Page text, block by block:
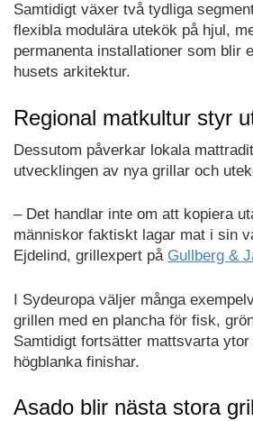
Samtidigt växer två tydliga
flexibla modulära utekök på hjul,
permanenta installationer som blir
husets arkitektur.
Regional matkultur styr
Dessutom påverkar lokala
utvecklingen av nya grillar och
– Det handlar inte om att kopiera
människor faktiskt lagar mat i sin
Ejdelind, grillexpert på Gullberg &
I Sydeuropa väljer många
grillen med en plancha för fisk,
Samtidigt fortsätter mattsvarta
högblanka finishar.
Asado blir nästa stora